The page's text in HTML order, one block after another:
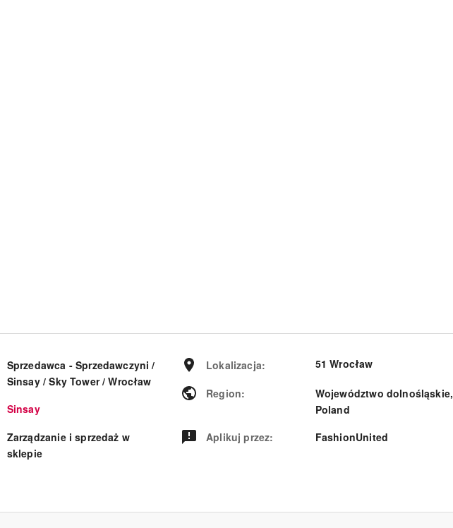
Sprzedawca - Sprzedawczyni /
Sinsay / Sky Tower / Wrocław​
Sinsay
Zarządzanie i sprzedaż w
sklepie
Lokalizacja: 51 Wrocław
Region: Województwo dolnośląskie,
Poland
Aplikuj przez: FashionUnited